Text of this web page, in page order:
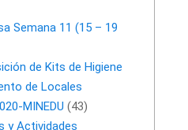
Semana 11 (15 – 19
de Kits de Higiene
de Locales
MINEDU (43)
y Actividades